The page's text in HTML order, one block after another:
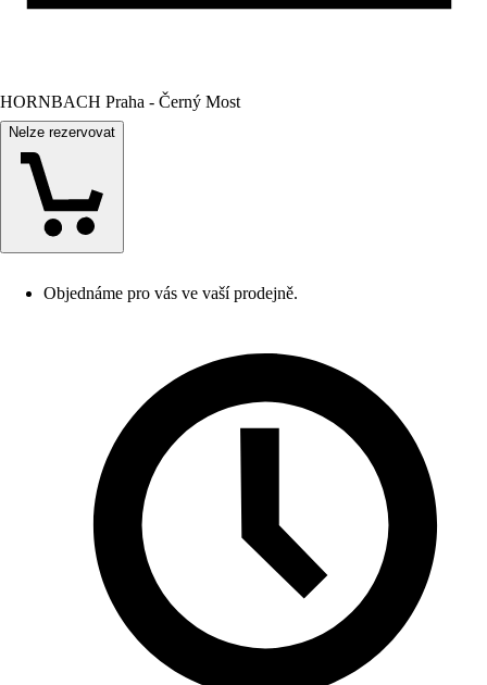
HORNBACH Praha - Černý Most
Nelze rezervovat
Objednáme pro vás ve vaší prodejně.